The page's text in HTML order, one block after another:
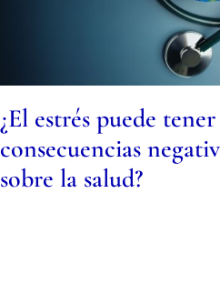
¿El estrés puede tener
consecuencias
sobre la salud?